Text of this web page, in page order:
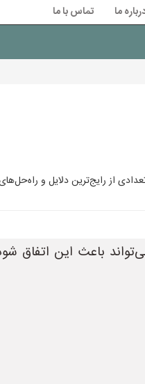
ما تماس با ما
از رایج‌ترین دلایل و
باعث این اتفاق